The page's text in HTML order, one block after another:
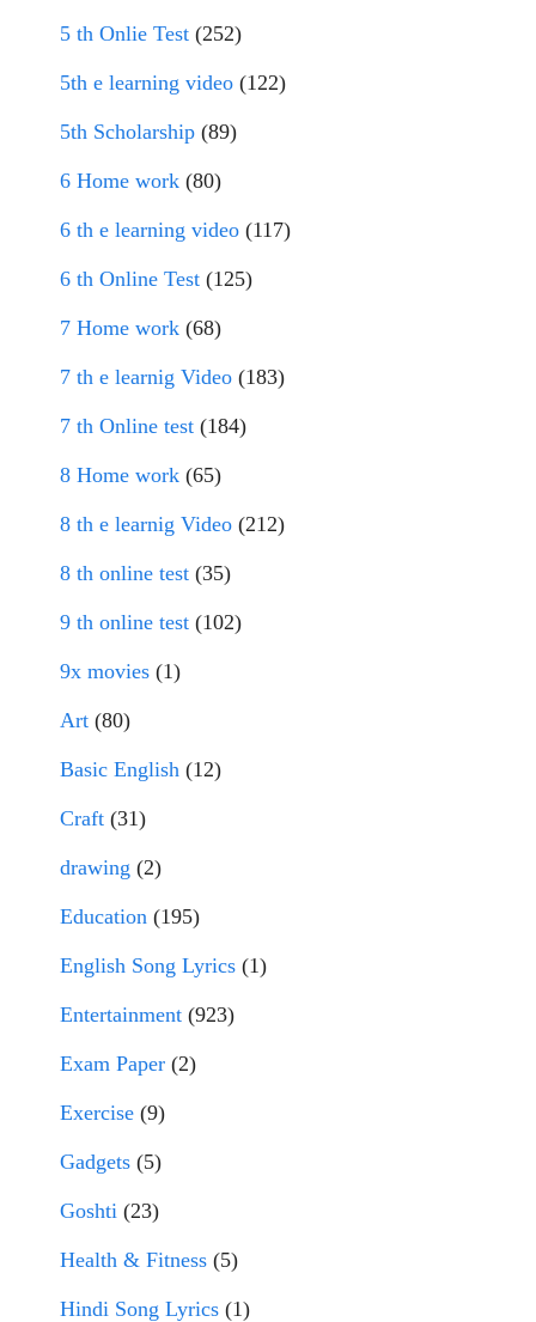
5 th Onlie Test (252)
5th e learning video (122)
5th Scholarship (89)
6 Home work (80)
6 th e learning video (117)
6 th Online Test (125)
7 Home work (68)
7 th e learnig Video (183)
7 th Online test (184)
8 Home work (65)
8 th e learnig Video (212)
8 th online test (35)
9 th online test (102)
9x movies (1)
Art (80)
Basic English (12)
Craft (31)
drawing (2)
Education (195)
English Song Lyrics (1)
Entertainment (923)
Exam Paper (2)
Exercise (9)
Gadgets (5)
Goshti (23)
Health & Fitness (5)
Hindi Song Lyrics (1)